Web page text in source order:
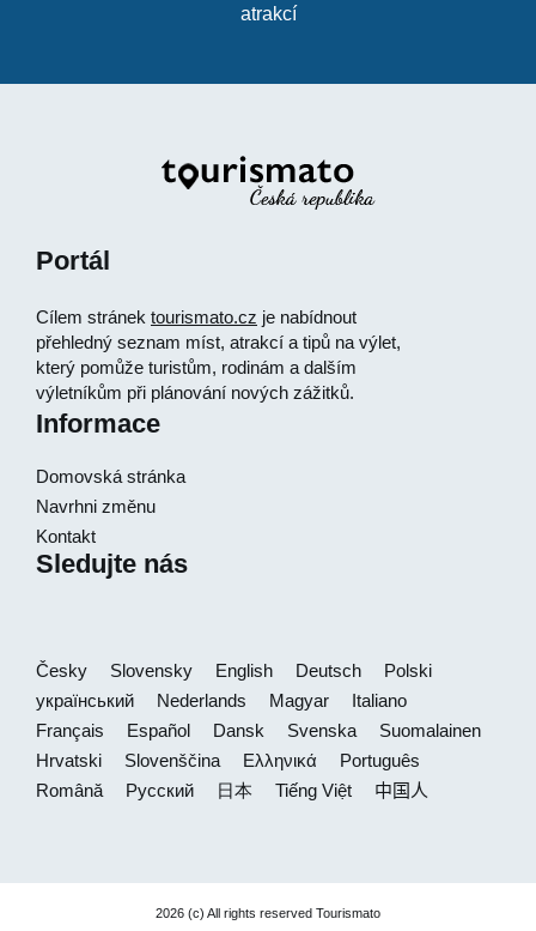
atrakcí
Portál
Cílem stránek tourismato.cz je nabídnout
přehledný seznam míst, atrakcí a tipů na výlet,
který pomůže turistům, rodinám a dalším
výletníkům při plánování nových zážitků.
Informace
Domovská stránka
Navrhni změnu
Kontakt
Sledujte nás
Česky Slovensky English Deutsch
Polski
український
Nederlands Magyar
Italiano
Français
Español Dansk Svenska
Suomalainen
Hrvatski
Slovenščina Ελληνικά
Português
Română
Русский 日本 Tiếng Việt 中国人
2026 (c) All rights reserved Tourismato